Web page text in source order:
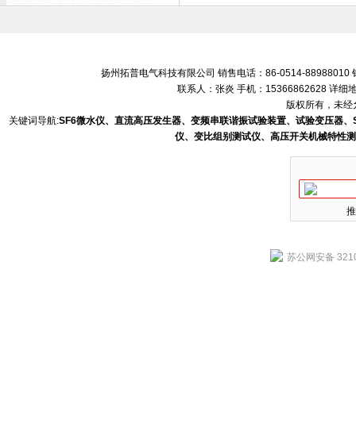
扬州拓普电气科技有限公司 销售电话：86-0514-88988010
联系人：张炎 手机：15366862628 详细
版权所有，未
关键词导航:SF6微水仪、直流高压发生器、变频串联谐振试验装置、试验变压器
仪、变比组别测试仪、高压开关机械特性
苏公网安备